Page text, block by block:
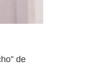
de